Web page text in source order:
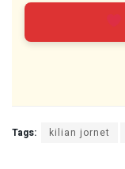
Tags: kilian jornet